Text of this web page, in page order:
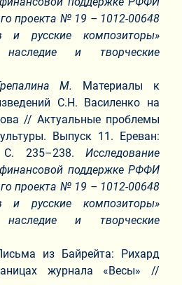
проекта № 19 – 1012-00648
русские композиторы»
наследие и творческие
М.
Материалы к
С.Н. Василенко на
// Актуальные проблемы
Выпуск 11. Ереван:
235–238. Исследование
поддержке РФФИ
проекта № 19 – 1012-00648
русские композиторы»
наследие и творческие
из Байрейта: Рихард
журнала «Весы» //